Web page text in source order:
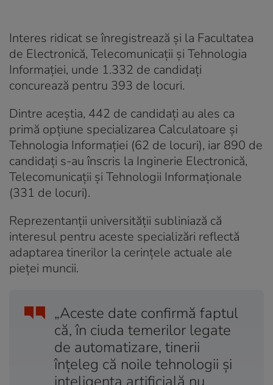
Interes ridicat se înregistrează și la Facultatea
de Electronică, Telecomunicații și Tehnologia
Informației, unde 1.332 de candidați
concurează pentru 393 de locuri.
Dintre aceștia, 442 de candidați au ales ca
primă opțiune specializarea Calculatoare și
Tehnologia Informației (62 de locuri), iar 890 de
candidați s-au înscris la Inginerie Electronică,
Telecomunicații și Tehnologii Informaționale
(331 de locuri).
Reprezentanții universității subliniază că
interesul pentru aceste specializări reflectă
adaptarea tinerilor la cerințele actuale ale
pieței muncii.
„Aceste date confirmă faptul
că, în ciuda temerilor legate
de automatizare, tinerii
înțeleg că noile tehnologii și